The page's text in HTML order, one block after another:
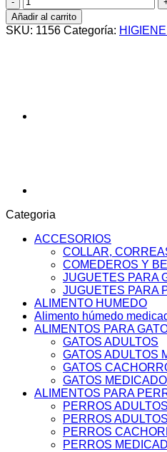
deslanador
grande
cantidad
Añadir al carrito
SKU: 1156 Categoría:
Categoria
ACCESORIOS
COLLAR,
COMEDEROS Y
JUGUETES PARA
JUGUETES PARA
ALIMENTO HUMEDO
Alimento húmedo
ALIMENTOS PARA
GATOS ADULTOS
GATOS ADULTOS
GATOS
GATOS
ALIMENTOS PARA
PERROS ADULTOS
PERROS
PERROS
PERROS